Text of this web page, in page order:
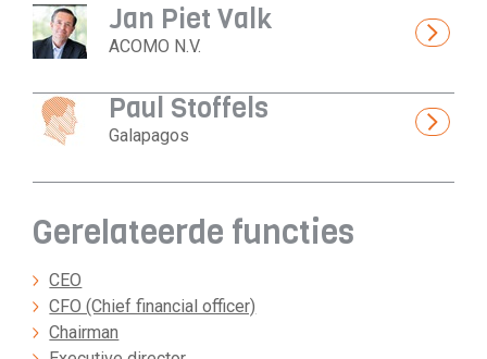
Jan Piet Valk
ACOMO N.V.
Paul Stoffels
Galapagos
Gerelateerde functies
CEO
CFO (Chief financial officer)
Chairman